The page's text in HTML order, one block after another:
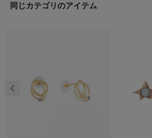
同じカテゴリのアイテム
前の画像